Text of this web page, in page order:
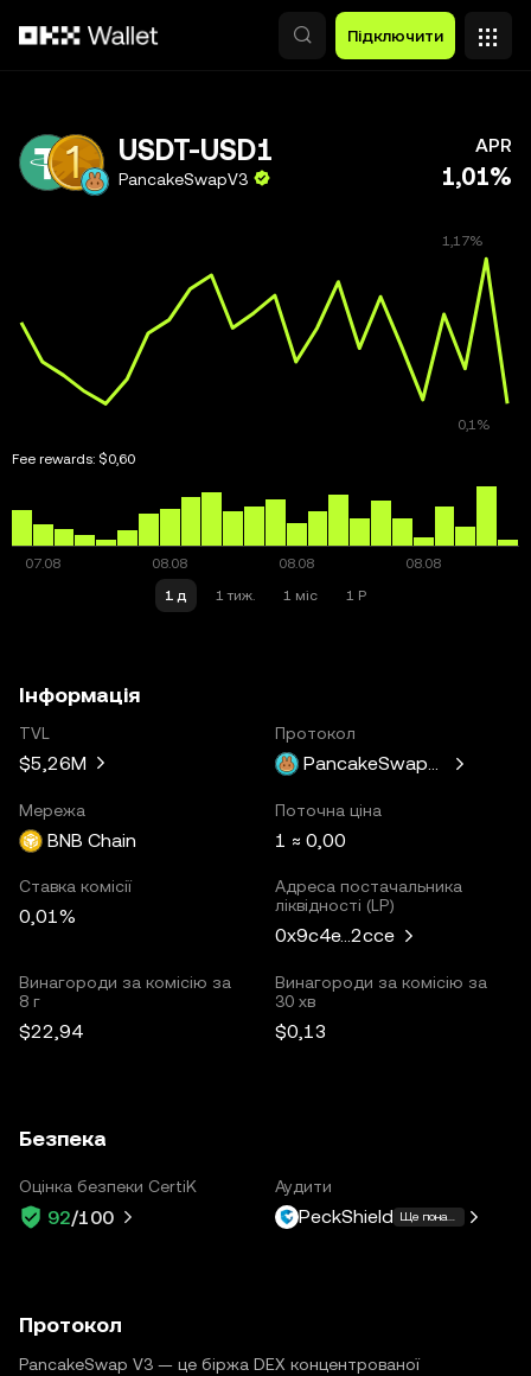
Підключити
USDT-USD1
PancakeSwapV3
APR
1,01%
Fee rewards: $0,60
1 д 1 тиж. 1 міс 1 Р
Інформація
TVL
$5,26M
Протокол
PancakeSwapV3
Мережа
BNB Chain
Поточна ціна
1 ≈ 0,00
Ставка комісії
0,01%
Адреса постачальника
ліквідності (LP)
0x9c4e...2cce
Винагороди за комісію за
8 г
$22,94
Винагороди за комісію за
30 хв
$0,13
Безпека
Оцінка безпеки CertiK
92/100
Аудити
PeckShield Ще понад 3
Протокол
PancakeSwap V3 — це біржа DEX концентрованої